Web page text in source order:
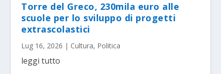
Torre del Greco, 230mila euro alle
scuole per lo sviluppo di progetti
extrascolastici
Lug 16, 2026 | Cultura, Politica
leggi tutto